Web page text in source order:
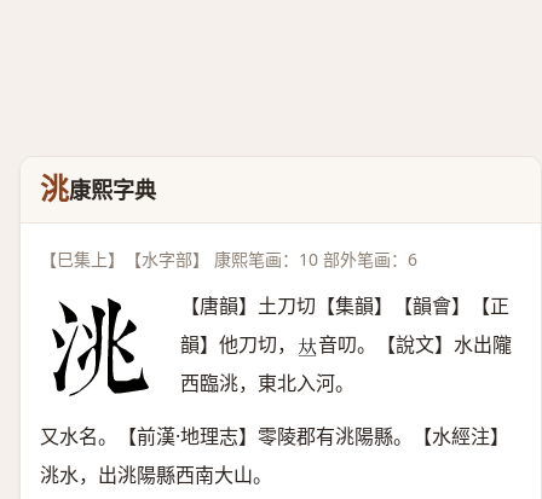
洮康熙字典
【巳集上】【水字部】 康熙笔画：10 部外笔画：6
【唐韻】土刀切【集韻】【韻會】【正
韻】他刀切， 𠀤音叨。【說文】水出隴
西臨洮，東北入河。
又水名。【前漢·地理志】零陵郡有洮陽縣。【水經注】
洮水，出洮陽縣西南大山。